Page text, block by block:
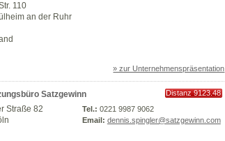
110
an der Ruhr
» zur Unternehmenspräsentation
Satzgewinn
Distanz 9123.48
Straße 82
Tel.: 0221 9987 9062
Email: dennis.spingler@satzgewinn.com